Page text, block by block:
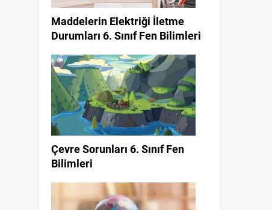
Maddelerin Elektriği İletme
Durumları 6. Sınıf Fen Bilimleri
Çevre Sorunları 6. Sınıf Fen
Bilimleri